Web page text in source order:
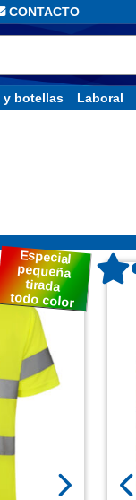
CONTACTO
y botellas Laboral
Especial
pequeña
tirada
todo color